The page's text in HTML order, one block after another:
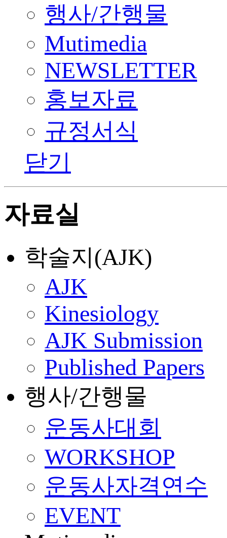
행사/간행물
Mutimedia
NEWSLETTER
홍보자료
규정서식
닫기
자료실
학술지(AJK)
AJK
Kinesiology
AJK Submission
Published Papers
행사/간행물
운동사대회
WORKSHOP
운동사자격연수
EVENT